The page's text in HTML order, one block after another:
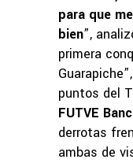
para que
bien”,
primera
puntos del
FUTVE
derrotas
ambas de